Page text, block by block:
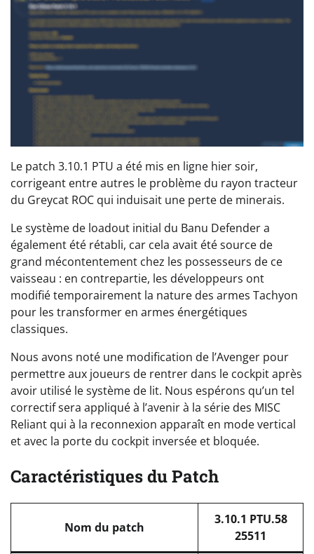
Le patch 3.10.1 PTU a été mis en ligne hier soir,
corrigeant entre autres le problème du rayon tracteur
du Greycat ROC qui induisait une perte de minerais.
Le système de loadout initial du Banu Defender a
également été rétabli, car cela avait été source de
grand mécontentement chez les possesseurs de ce
vaisseau : en contrepartie, les développeurs ont
modifié temporairement la nature des armes Tachyon
pour les transformer en armes énergétiques
classiques.
Nous avons noté une modification de l’Avenger pour
permettre aux joueurs de rentrer dans le cockpit après
avoir utilisé le système de lit. Nous espérons qu’un tel
correctif sera appliqué à l’avenir à la série des MISC
Reliant qui à la reconnexion apparaît en mode vertical
et avec la porte du cockpit inversée et bloquée.
Caractéristiques du Patch
Nom du patch
3.10.1 PTU.58
25511